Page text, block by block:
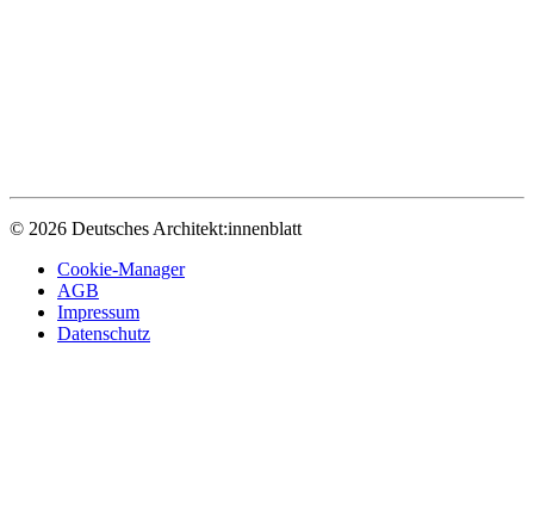
© 2026 Deutsches Architekt:innenblatt
Cookie-Manager
AGB
Impressum
Datenschutz